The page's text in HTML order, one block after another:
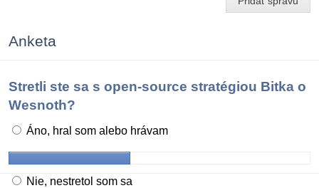
Anketa
Stretli ste sa s open-source stratégiou Bitka o
Wesnoth?
Áno, hral som alebo hrávam
Nie, nestretol som sa